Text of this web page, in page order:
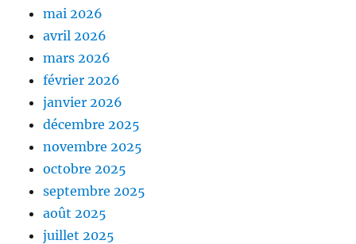
mai 2026
avril 2026
mars 2026
février 2026
janvier 2026
décembre 2025
novembre 2025
octobre 2025
septembre 2025
août 2025
juillet 2025